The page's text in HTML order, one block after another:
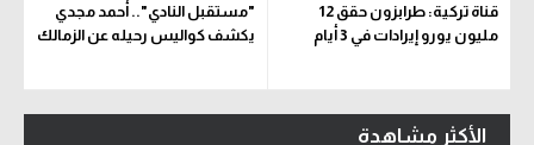
قناة تركية: طرابزون حقق 12
مليون يورو إيرادات في 3 أيام
"مستقبل النادي".. أحمد مجدي
يكشف كواليس رحيله عن الزمالك
الأكثر مشاهدة